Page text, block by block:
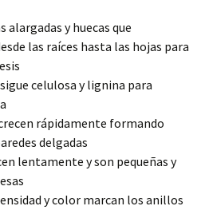
alargadas y huecas que
las raíces hasta las hojas para
celulosa y lignina para
rápidamente formando
delgadas
lentamente y son pequeñas y
y color marcan los anillos